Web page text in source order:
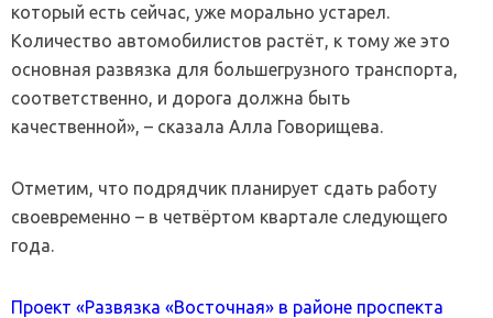
который есть сейчас, уже морально устарел.
Количество автомобилистов растёт, к тому же это
основная развязка для большегрузного транспорта,
соответственно, и дорога должна быть
качественной», – сказала Алла Говорищева.
Отметим, что подрядчик планирует сдать работу
своевременно – в четвёртом квартале следующего
года.
Проект «Развязка «Восточная» в районе проспекта